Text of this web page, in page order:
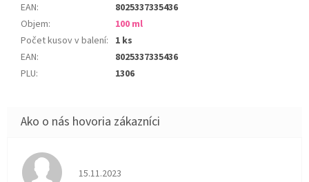
EAN:
8025337335436
Objem:
100 ml
Počet kusov v balení: 1 ks
EAN:
8025337335436
PLU: 1306
Hodnotenie obchodu je 5 z 5 hviezdičiek.
15.11.2023